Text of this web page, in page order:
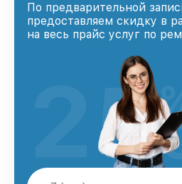
По предварительной
предоставляем скидку в
на весь прайс услуг по
25